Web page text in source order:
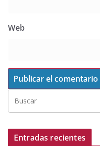
Web
Entradas recientes